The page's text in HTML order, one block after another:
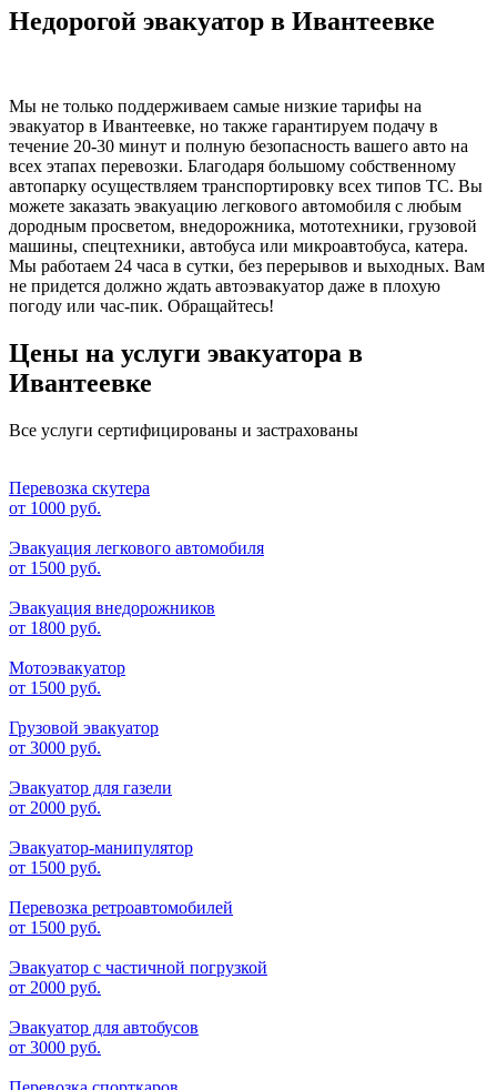
Недорогой эвакуатор в Ивантеевке
Мы не только поддерживаем самые низкие тарифы на
эвакуатор в Ивантеевке, но также гарантируем подачу в
течение 20-30 минут и полную безопасность вашего авто на
всех этапах перевозки. Благодаря большому собственному
автопарку осуществляем транспортировку всех типов ТС. Вы
можете заказать эвакуацию легкового автомобиля с любым
дородным просветом, внедорожника, мототехники, грузовой
машины, спецтехники, автобуса или микроавтобуса, катера.
Мы работаем 24 часа в сутки, без перерывов и выходных. Вам
не придется должно ждать автоэвакуатор даже в плохую
погоду или час-пик. Обращайтесь!
Цены на услуги эвакуатора в
Ивантеевке
Все услуги сертифицированы и застрахованы
Перевозка скутера
от 1000 руб.
Эвакуация легкового автомобиля
от 1500 руб.
Эвакуация внедорожников
от 1800 руб.
Мотоэвакуатор
от 1500 руб.
Грузовой эвакуатор
от 3000 руб.
Эвакуатор для газели
от 2000 руб.
Эвакуатор-манипулятор
от 1500 руб.
Перевозка ретроавтомобилей
от 1500 руб.
Эвакуатор с частичной погрузкой
от 2000 руб.
Эвакуатор для автобусов
от 3000 руб.